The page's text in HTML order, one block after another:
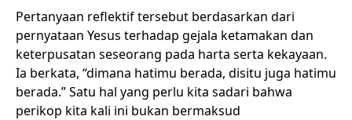
Pertanyaan reflektif tersebut berdasarkan dari
pernyataan Yesus terhadap gejala ketamakan dan
keterpusatan seseorang pada harta serta kekayaan.
Ia berkata, “dimana hatimu berada, disitu juga hatimu
berada.” Satu hal yang perlu kita sadari bahwa
perikop kita kali ini bukan bermaksud